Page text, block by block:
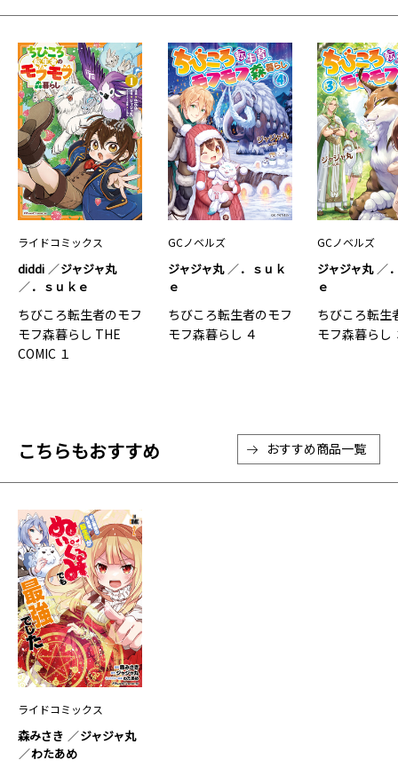
ライドコミックス
diddi
ジャジャ丸
．ｓｕｋｅ
ちびころ転生者のモフ
モフ森暮らし THE
COMIC １
GCノベルズ
ジャジャ丸
．ｓｕｋ
ｅ
ちびころ転生者のモフ
モフ森暮らし ４
GCノベルズ
ジャジャ丸
ｅ
ちびころ転生
モフ森暮らし
こちらもおすすめ おすすめ商品一覧
ライドコミックス
森みさき
ジャジャ丸
わたあめ